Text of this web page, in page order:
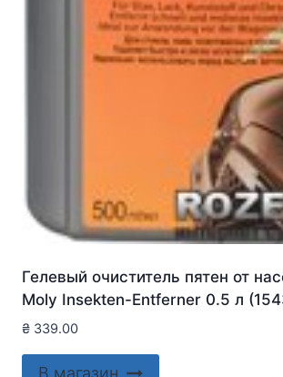
Гелевый очиститель пятен от
Moly Insekten-Entferner 0.5 л
₴ 339.00
В магазин